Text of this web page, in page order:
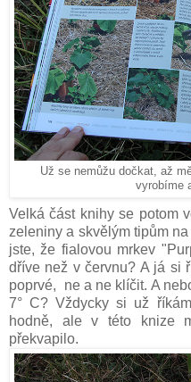
Už se nemůžu dočkat, až
vyrobíme
Velká část knihy se potom
zeleniny a skvělým tipům
jste, že fialovou mrkev
dříve než v červnu? A já si
poprvé, ne a ne klíčit. A
7° C? Vždycky si už
hodně, ale v této knize
překvapilo.